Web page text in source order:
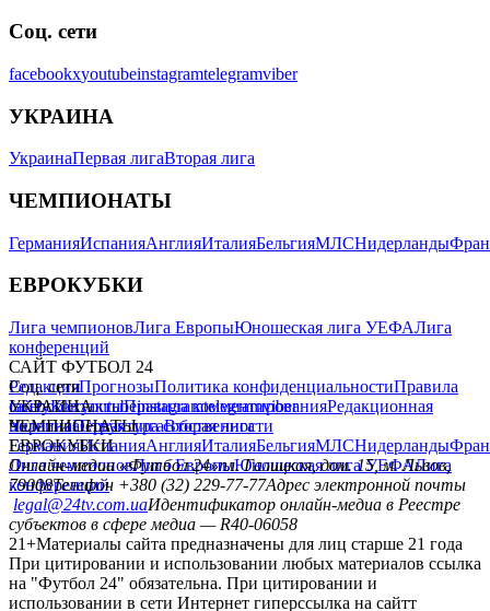
Соц. сети
facebookxyoutubeinstagramtelegramviber
УКРАИНА
УкраинаПервая лигаВторая лига
ЧЕМПИОНАТЫ
ГерманияИспанияАнглияИталияБельгияМЛСНидерланды
ЕВРОКУБКИ
Лига чемпионовЛига ЕвропыЮношеская лига УЕФАЛига
конференций
САЙТ ФУТБОЛ 24
РедакцияПрогнозыПолитика конфиденциальностиПравила
сайтуКонтактыПравила комментированияРедакционная
политикаСтруктура собственности
Соц. сети
facebookxyoutubeinstagramtelegramviber
УКРАИНА
УкраинаПервая лигаВторая лига
ЧЕМПИОНАТЫ
ГерманияИспанияАнглияИталияБельгияМЛСНидерланды
ЕВРОКУБКИ
Лига чемпионовЛига ЕвропыЮношеская лига УЕФАЛига
конференций
Онлайн-медиа «Футбол 24»пл. Галицкая, дом. 15, м. Львов,
79008Телефон +380 (32) 229-77-77Адрес электронной почты
legal@24tv.com.uaИдентификатор онлайн-медиа в Реестре
субъектов в сфере медиа — R40-06058
21+Материалы сайта предназначены для лиц старше 21 года
При цитировании и использовании любых материалов ссылка
на "Футбол 24" обязательна. При цитировании и
использовании в сети Интернет гиперссылка на сайтт